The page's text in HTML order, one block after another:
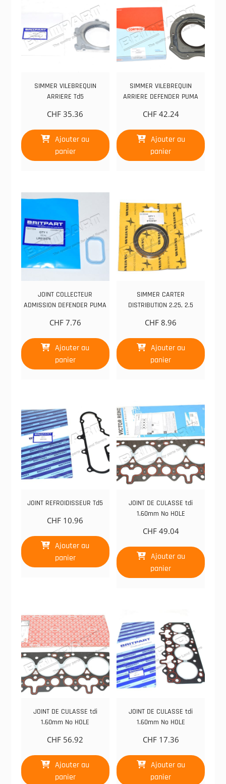
SIMMER VILEBREQUIN
ARRIERE Td5
CHF 35.36
Ajouter au
panier
SIMMER VILEBREQUIN
ARRIERE DEFENDER PUMA
CHF42.24
Ajouter au
panier
JOINT COLLECTEUR
ADMISSION DEFENDER PUMA
CHF7.76
Ajouter au
panier
SIMMER CARTER
DISTRIBUTION 2.25, 2.5
CHF 8.96
Ajouter au
panier
JOINT REFROIDISSEUR Td5
CHF 10.96
Ajouter au
panier
JOINT DE CULASSE tdi
1.60mm No HOLE
CHF49.04
Ajouter au
panier
JOINT DE CULASSE tdi
1.60mm No HOLE
CHF 56.92
Ajouter au
panier
JOINT DE CULASSE tdi
1.60mm No HOLE
CHF17.36
Ajouter au
panier